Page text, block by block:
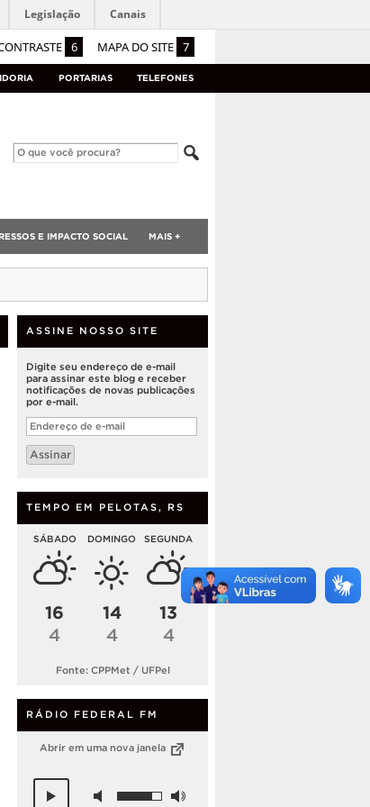
6 MAPA DO SITE 7
Legislação Canais
PORTARIAS TELEFONES
E IMPACTO SOCIAL MAIS +
ASSINE NOSSO SITE
Digite seu endereço de e-mail
para assinar este blog e receber
notificações de novas publicações
por e-mail.
Endereço
de
e-
mail
Assinar
TEMPO EM PELOTAS, RS
SÁBADO
16
4
DOMINGO
14
4
SEGUNDA
13
4
Fonte: CPPMet / UFPel
RÁDIO FEDERAL FM
Abrir em uma nova janela